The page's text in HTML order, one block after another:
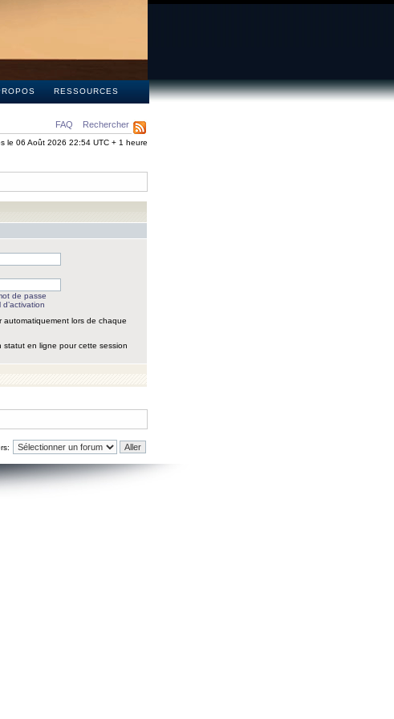
RESSOURCES
FAQ Rechercher
le 06 Août 2026 22:54 UTC + 1 heure
de passe
d’activation
automatiquement lors de chaque
statut en ligne pour cette session